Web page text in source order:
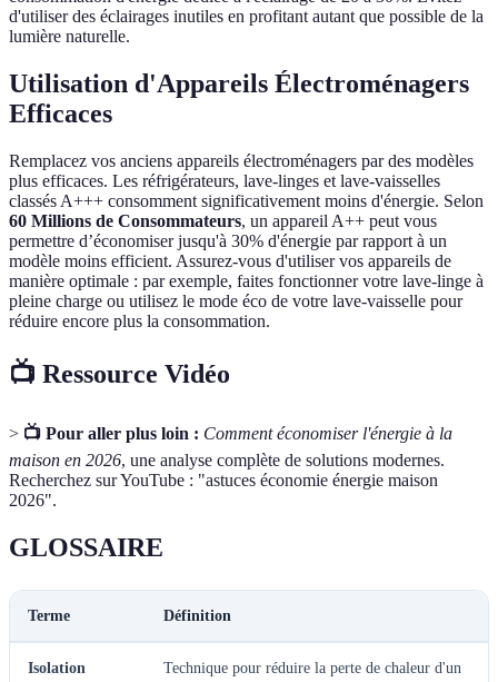
d'utiliser des éclairages inutiles en profitant autant que possible de la
lumière naturelle.
Utilisation d'Appareils Électroménagers
Efficaces
Remplacez vos anciens appareils électroménagers par des modèles
plus efficaces. Les réfrigérateurs, lave-linges et lave-vaisselles
classés A+++ consomment significativement moins d'énergie. Selon
60 Millions de Consommateurs, un appareil A++ peut vous
permettre d’économiser jusqu'à 30% d'énergie par rapport à un
modèle moins efficient. Assurez-vous d'utiliser vos appareils de
manière optimale : par exemple, faites fonctionner votre lave-linge à
pleine charge ou utilisez le mode éco de votre lave-vaisselle pour
réduire encore plus la consommation.
📺 Ressource Vidéo
> 📺 Pour aller plus loin : Comment économiser l'énergie à la
maison en 2026, une analyse complète de solutions modernes.
Recherchez sur YouTube : "astuces économie énergie maison
2026".
GLOSSAIRE
Terme Définition
Isolation
Technique pour réduire la perte de chaleur d'un